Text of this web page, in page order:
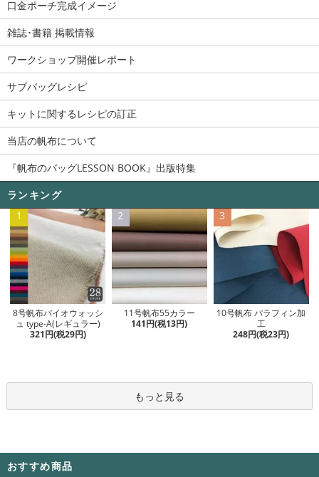
口金ポーチ完成イメージ
雑誌･書籍 掲載情報
ワークショップ開催レポート
サブバッグレシピ
キットに関するレシピの訂正
当店の帆布について
『帆布のバッグLESSON BOOK』出版特集
ランキング
1
8号帆布バイオウォッシ
ュ type-A(レギュラー)
321円(税29円)
2
11号帆布55カラー
141円(税13円)
3
10号帆布 パラフィン加
工
248円(税23円)
もっと見る
おすすめ商品